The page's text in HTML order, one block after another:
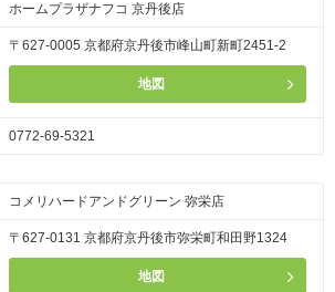
ホームプラザナフコ 京丹後店
〒627-0005 京都府京丹後市峰山町新町2451-2
地図
0772-69-5321
コメリハードアンドグリーン 弥栄店
〒627-0131 京都府京丹後市弥栄町和田野1324
地図